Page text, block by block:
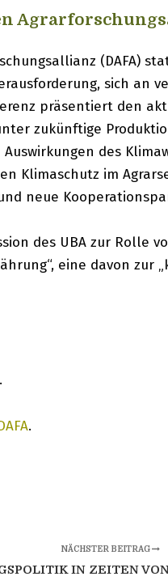
(DAFA)
sich an
präsentiert den
zukünftige
des
Klimaschutz im
neue
des UBA zur Rolle
eine davon zur
.
NÄCHSTER BEITRAG
IN ZEITEN